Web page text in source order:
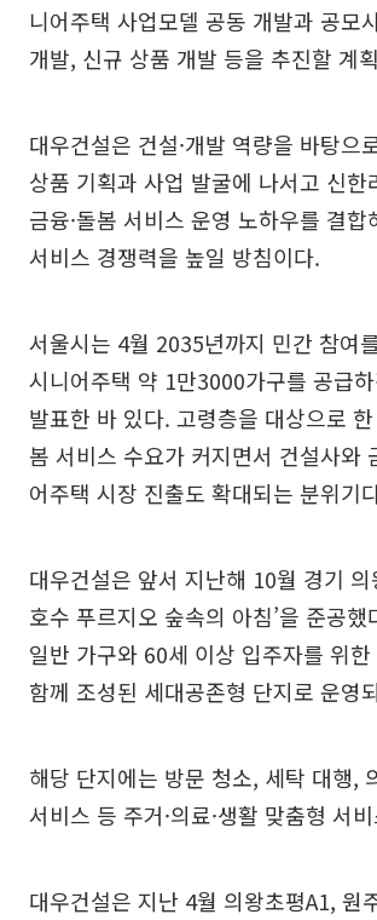
니어주택 사업모델 공동 개발과 공모
개발, 신규 상품 개발 등을 추진할 계
대우건설은 건설·개발 역량을 바탕으
상품 기획과 사업 발굴에 나서고 신한
금융·돌봄 서비스 운영 노하우를 결합
서비스 경쟁력을 높일 방침이다.
서울시는 4월 2035년까지 민간 참여
시니어주택 약 1만3000가구를 공급
발표한 바 있다. 고령층을 대상으로 한
봄 서비스 수요가 커지면서 건설사와
어주택 시장 진출도 확대되는 분위기
대우건설은 앞서 지난해 10월 경기 의
호수 푸르지오 숲속의 아침’을 준공했
일반 가구와 60세 이상 입주자를 위
함께 조성된 세대공존형 단지로 운영
해당 단지에는 방문 청소, 세탁 대행,
서비스 등 주거·의료·생활 맞춤형 서
대우건설은 지난 4월 의왕초평A1, 원